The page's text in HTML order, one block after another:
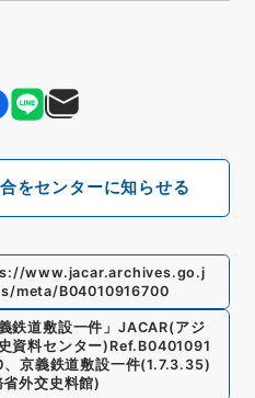
をセンターに知らせる
www.jacar.archives.go.j
meta/B04010916700
鉄道敷設一件 」 JACAR(アジ
資料センター) Ref. B0401091
、 京義鉄道敷設一件(1.7.3.35)
省外交史料館)